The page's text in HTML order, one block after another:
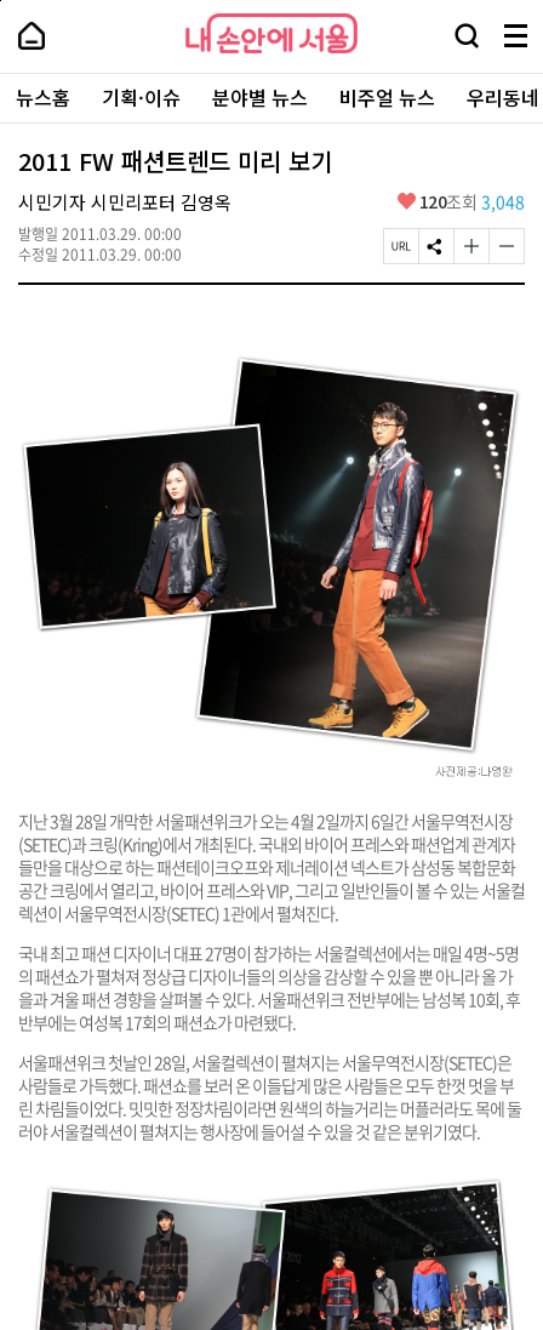
본
로
가
내
손
안
에
서
울
-
서
울
시
대
표
소
내
손
에
울
검
창
열
기
메
뉴
전
체
보
주
요
서
뉴스홈 기획·이슈 분야별 뉴스 비주얼 뉴스 우리동
2011 FW 패션트렌드 미리 보기
시민기자 시민리포터 김영옥
발행일 2011.03.29. 00:00
수정일 2011.03.29. 00:00
좋
요
120조회 3,048
페
이
복
S
N
기
글
자
변
경
하
기
글
자
경
하
기
지난 3월 28일 개막한 서울패션위크가 오는 4월 2일까지 6일간 서울무역전시장
(SETEC)과 크링(Kring)에서 개최된다. 국내외 바이어 프레스와 패션업계 관계자
들만을 대상으로 하는 패션테이크오프와 제너레이션 넥스트가 삼성동 복합문화
공간 크링에서 열리고, 바이어 프레스와 VIP, 그리고 일반인들이 볼 수 있는 서울컬
렉션이 서울무역전시장(SETEC) 1관에서 펼쳐진다.
국내 최고 패션 디자이너 대표 27명이 참가하는 서울컬렉션에서는 매일 4명~5명
의 패션쇼가 펼쳐져 정상급 디자이너들의 의상을 감상할 수 있을 뿐 아니라 올 가
을과 겨울 패션 경향을 살펴볼 수 있다. 서울패션위크 전반부에는 남성복 10회, 후
반부에는 여성복 17회의 패션쇼가 마련됐다.
서울패션위크 첫날인 28일, 서울컬렉션이 펼쳐지는 서울무역전시장(SETEC)은
사람들로 가득했다. 패션쇼를 보러 온 이들답게 많은 사람들은 모두 한껏 멋을 부
린 차림들이었다. 밋밋한 정장차림이라면 원색의 하늘거리는 머플러라도 목에 둘
러야 서울컬렉션이 펼쳐지는 행사장에 들어설 수 있을 것 같은 분위기였다.
페
상
단
로